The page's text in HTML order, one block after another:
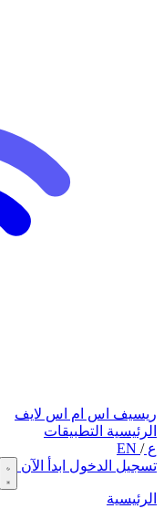
ريسيف اس ام اس لايف
الرئيسية التطبيقات
ع/
تسجيل الدخول ابدأ الآن
الرئيسية